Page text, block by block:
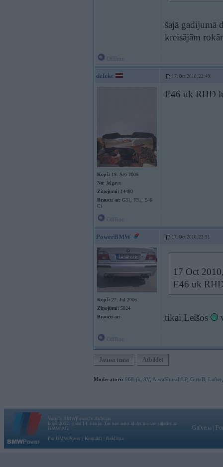
šajā gadijumā
kreisājām
defekc 17. Oct 2010, 22:49
Kopš: 19. Sep 2006
No: Jelgava
Ziņojumi: 14480
Braucu ar: G31, F31, E46
Ci
E46 uk RHD
PowerBMW 17. Oct 2010, 22:51
Kopš: 27. Jul 2006
Ziņojumi: 5824
Braucu ar:
17 Oct
E46 uk
tikai Leišos
Jauna tēma Atbildēt
Moderatori: 968-jk AV AiwaShuraLLP, GirtzB Lafter
Vortāls BMWPower.lv darbojas
kopš 2002. gada 14. maija. Tas nav auto klubs un nav saistīts ar
BMW AG.
Par BMWPower
Kontakti Reklāma
Galvena